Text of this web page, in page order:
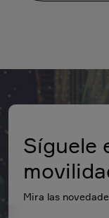
Síguele
Mira las